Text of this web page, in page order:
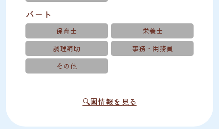
パート
保育士
栄養士
調理補助
事務・用務員
その他
🔍園情報を見る